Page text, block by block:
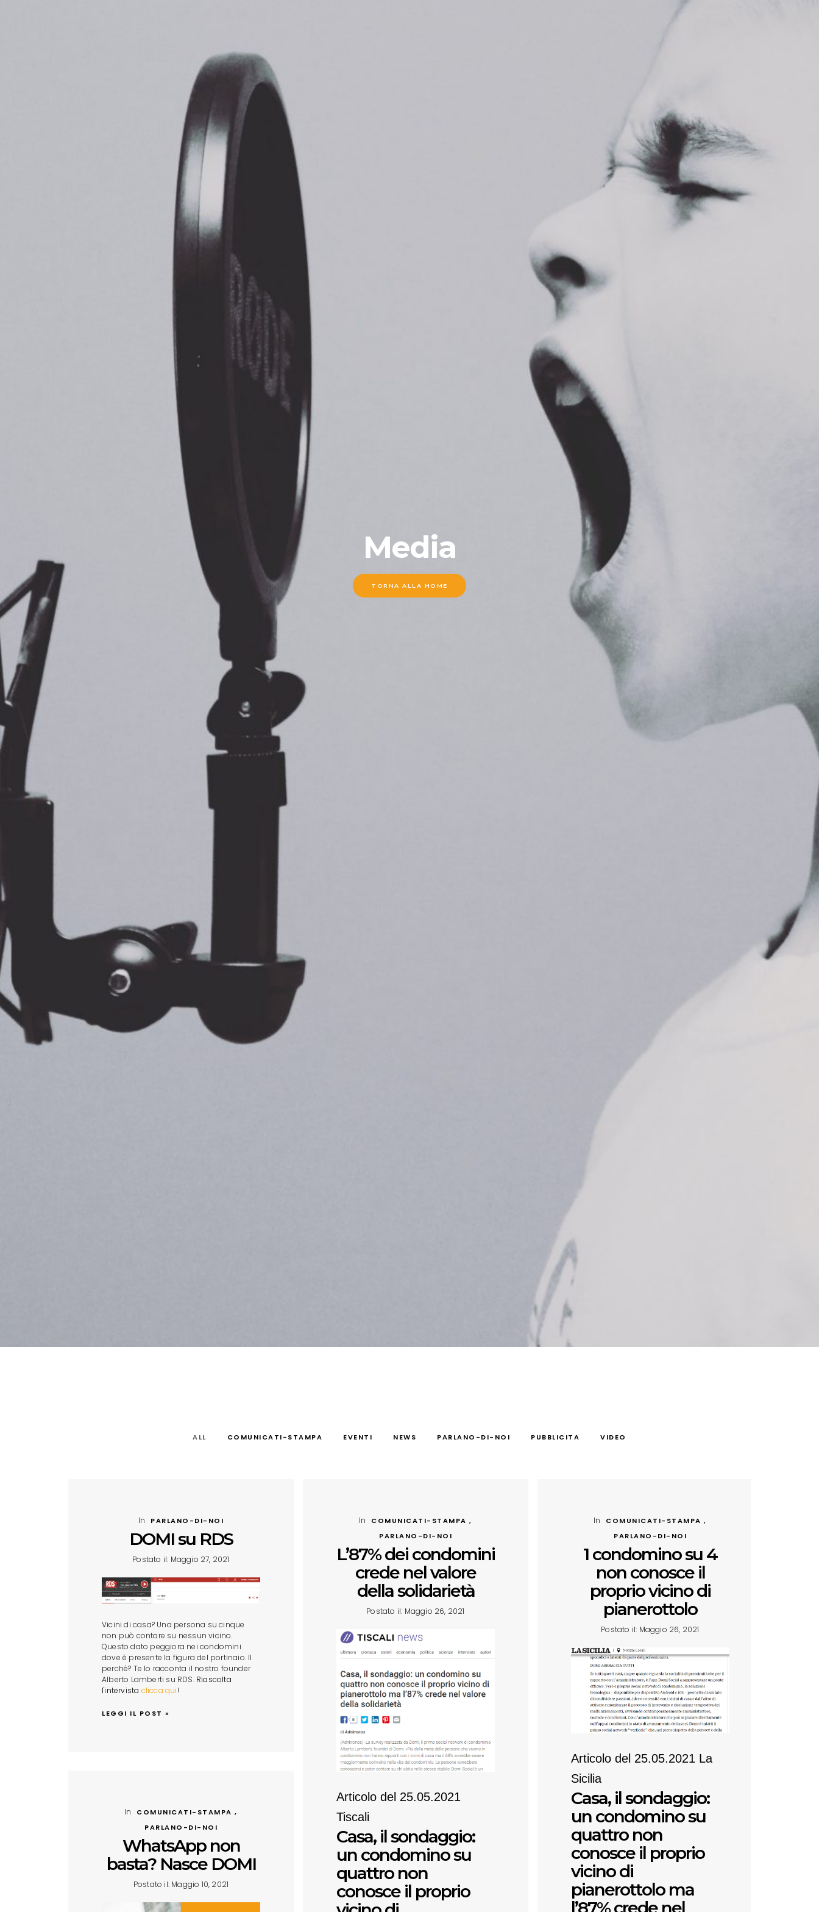
Media
TORNA ALLA HOME
ALL COMUNICATI-STAMPA EVENTI NEWS PARLANO-DI-NOI PUBBLICITA VIDEO
In PARLANO-DI-NOI
DOMI su RDS
Postato il: Maggio 27, 2021
Vicini di casa? Una persona su cinque
non può contare su nessun vicino.
Questo dato peggiora nei condomini
dove è presente la figura del portinaio. Il
perché? Te lo racconta il nostro founder
Alberto Lamberti su RDS. Riascolta
l'intervista clicca qui!
LEGGI IL POST »
In
COMUNICATI-STAMPA ,
PARLANO-DI-NOI
L’87% dei condomini
crede nel valore
della solidarietà
Postato il: Maggio 26, 2021
Articolo del 25.05.2021
Tiscali
Casa, il sondaggio:
un condomino su
quattro non
conosce il proprio
In
COMUNICATI-STAMPA ,
PARLANO-DI-NOI
1 condomino su 4
non conosce il
proprio vicino di
pianerottolo
Postato il: Maggio 26, 2021
Articolo del 25.05.2021 La
Sicilia
Casa, il sondaggio:
un condomino su
quattro non
conosce il proprio
vicino di
pianerottolo ma
In
COMUNICATI-STAMPA ,
PARLANO-DI-NOI
WhatsApp non
basta? Nasce DOMI
Postato il: Maggio 10, 2021